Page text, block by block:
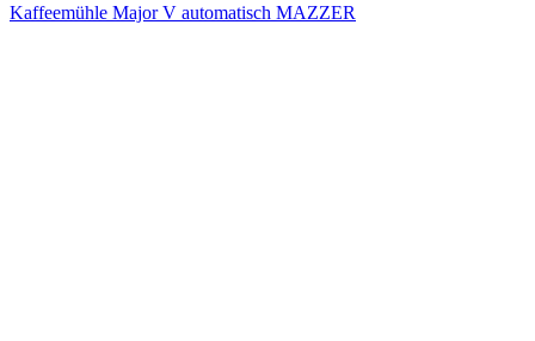
Kaffeemühle Major V automatisch MAZZER